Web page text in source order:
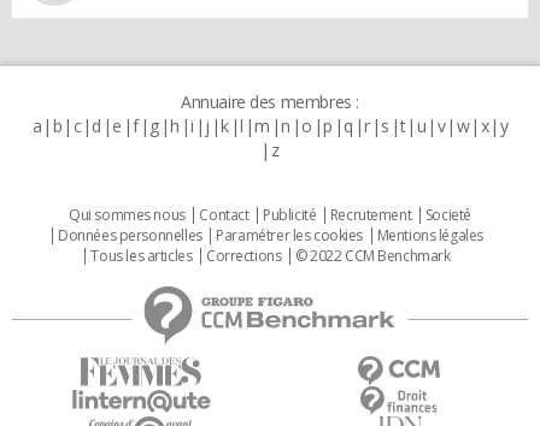
Annuaire des membres :
a b c d e f g h i j k l m n o p q r s t u v w x y
z
Qui sommes nous Contact Publicité Recrutement
Societé
Données personnelles
Paramétrer les cookies
Mentions légales
Tous les articles
Corrections © 2022 CCM Benchmark